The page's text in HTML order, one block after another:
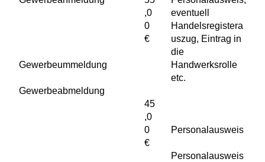
Gewerbeummeldung
Gewerbeabmeldung
,0
0
€
45
,0
0
€
eventuell
Handelsregistera
uszug, Eintrag in
die
Handwerksrolle
etc.
Personalausweis
Personalausweis